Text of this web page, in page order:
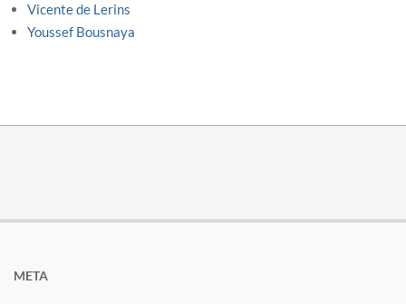
Vicente de Lerins
Youssef Bousnaya
META